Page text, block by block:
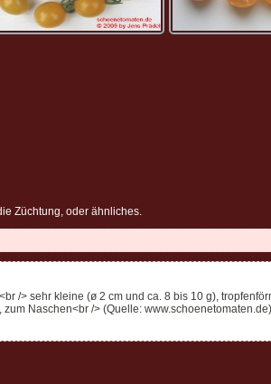
Züchtung, oder ähnliches.
/> sehr kleine (ø 2 cm und ca. 8 bis 10 g),
Naschen<br /> (Quelle: www.schoenetomaten.de)